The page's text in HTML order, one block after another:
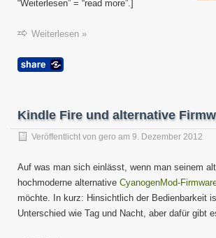
“Weiterlesen” = “read more”.]
Weiterlesen »
Kindle Fire und alternative
Veröffentlicht von gero am 9. Dezember 2012
Auf was man sich einlässt, wenn man seinem
hochmoderne alternative CyanogenMod-
möchte. In kurz: Hinsichtlich der Bedienbarkeit
Unterschied wie Tag und Nacht, aber dafür gibt